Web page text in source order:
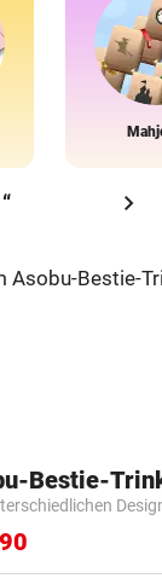
chevron_right
Bestie-